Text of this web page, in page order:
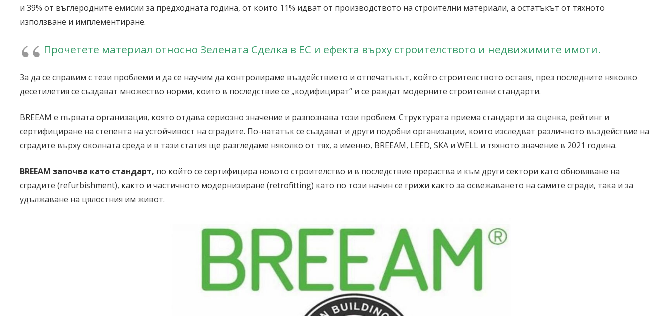
и 39% от въглеродните емисии за предходната година, от които 11% идват от производството на строителни материали, а остатъкът от тяхното
използване и имплементиране.
Прочетете материал относно Зелената Сделка в ЕС и ефекта върху строителството и недвижимите имоти.
За да се справим с тези проблеми и да се научим да контролираме въздействието и отпечатъкът, който строителството оставя, през последните няколко
десетилетия се създават множество норми, които в последствие се „кодифицират“ и се раждат модерните строителни стандарти.
BREEAM е първата организация, която отдава сериозно значение и разпознава този проблем. Структурата приема стандарти за оценка, рейтинг и
сертифициране на степента на устойчивост на сградите. По-нататък се създават и други подобни организации, които изследват различното въздействие на
сградите върху околната среда и в тази статия ще разгледаме няколко от тях, а именно, BREEAM, LEED, SKA и WELL и тяхното значение в 2021 година.
BREEAM започва като стандарт, по който се сертифицира новото строителство и в последствие прераства и към други сектори като обновяване на
сградите (refurbishment), както и частичното модернизиране (retrofitting) като по този начин се грижи както за освежаването на самите сгради, така и за
удължаване на цялостния им живот.